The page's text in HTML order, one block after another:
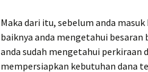
Maka dari itu, sebelum anda
baiknya anda mengetahui besaran
anda sudah mengetahui perkiraan
mempersiapkan kebutuhan dana